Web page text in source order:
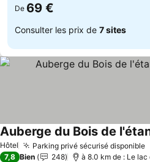
De 69 €
Consulter les prix de 7 sites
Hôtel Parking privé sécurisé disponible
Auberge du Bois de
7,8 Bien 248 à 8.0 km de : Le lac